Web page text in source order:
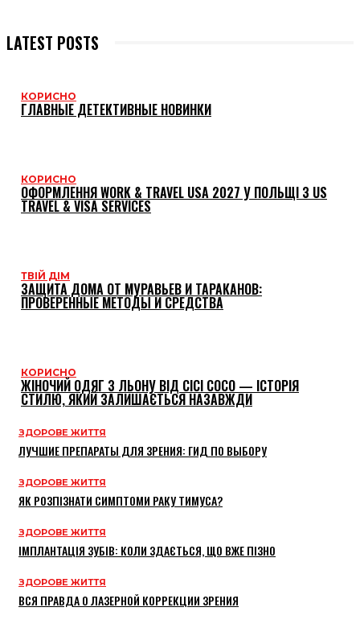
LATEST POSTS
КОРИСНО
ГЛАВНЫЕ ДЕТЕКТИВНЫЕ НОВИНКИ
КОРИСНО
ОФОРМЛЕННЯ WORK & TRAVEL USA 2027 У ПОЛЬЩІ З US
TRAVEL & VISA SERVICES
ТВІЙ ДІМ
ЗАЩИТА ДОМА ОТ МУРАВЬЕВ И ТАРАКАНОВ:
ПРОВЕРЕННЫЕ МЕТОДЫ И СРЕДСТВА
КОРИСНО
ЖІНОЧИЙ ОДЯГ З ЛЬОНУ ВІД CICI COCO — ІСТОРІЯ
СТИЛЮ, ЯКИЙ ЗАЛИШАЄТЬСЯ НАЗАВЖДИ
ЗДОРОВЕ ЖИТТЯ
ЛУЧШИЕ ПРЕПАРАТЫ ДЛЯ ЗРЕНИЯ: ГИД ПО ВЫБОРУ
ЗДОРОВЕ ЖИТТЯ
ЯК РОЗПІЗНАТИ СИМПТОМИ РАКУ ТИМУСА?
ЗДОРОВЕ ЖИТТЯ
ІМПЛАНТАЦІЯ ЗУБІВ: КОЛИ ЗДАЄТЬСЯ, ЩО ВЖЕ ПІЗНО
ЗДОРОВЕ ЖИТТЯ
ВСЯ ПРАВДА О ЛАЗЕРНОЙ КОРРЕКЦИИ ЗРЕНИЯ